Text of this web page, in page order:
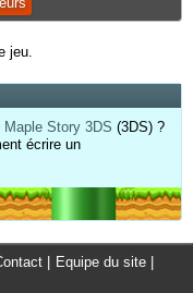
jeu.
Maple Story 3DS (3DS) ?
écrire un
Equipe du site